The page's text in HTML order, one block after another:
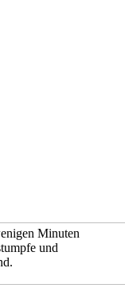
Minuten
und